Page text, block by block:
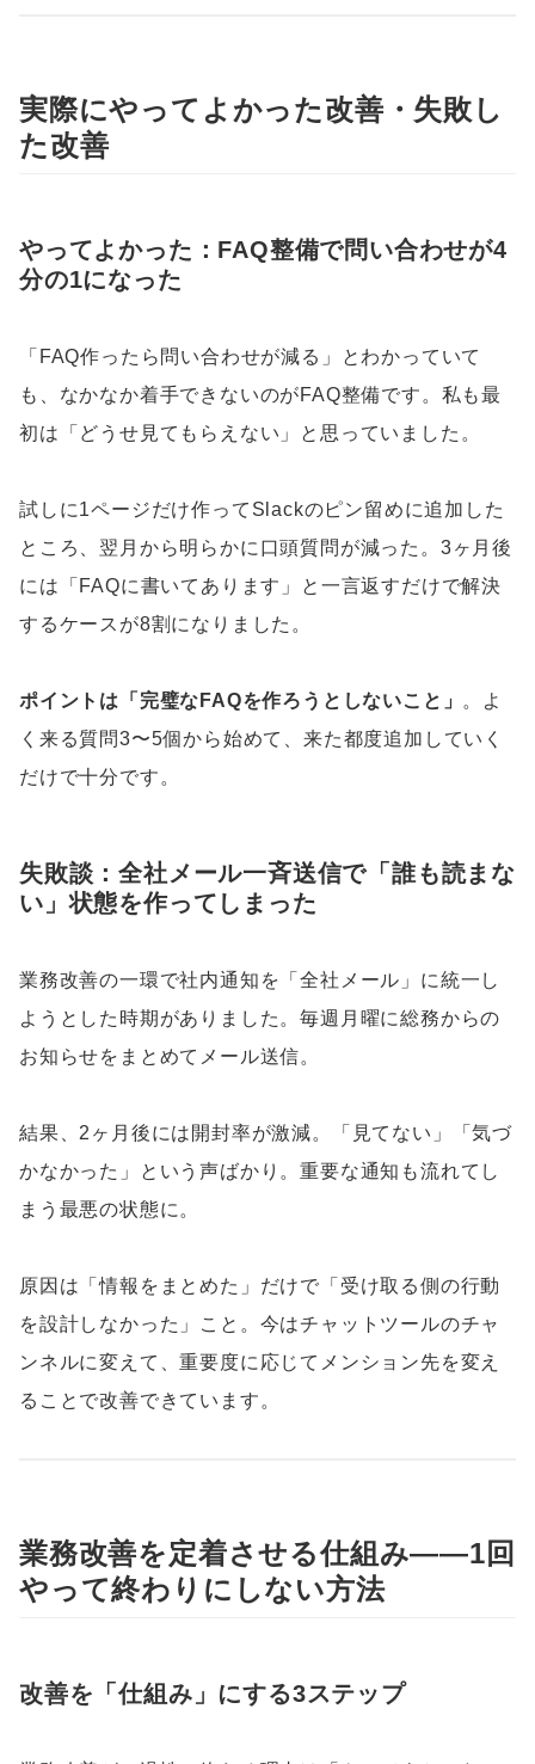
実際にやってよかった改善・失敗し
た改善
やってよかった：FAQ整備で問い合わせが4
分の1になった
「FAQ作ったら問い合わせが減る」とわかっていて
も、なかなか着手できないのがFAQ整備です。私も最
初は「どうせ見てもらえない」と思っていました。
試しに1ページだけ作ってSlackのピン留めに追加した
ところ、翌月から明らかに口頭質問が減った。3ヶ月後
には「FAQに書いてあります」と一言返すだけで解決
するケースが8割になりました。
ポイントは「完璧なFAQを作ろうとしないこと」 。よ
く来る質問3〜5個から始めて、来た都度追加していく
だけで十分です。
失敗談：全社メール一斉送信で「誰も読まな
い」状態を作ってしまった
業務改善の一環で社内通知を「全社メール」に統一し
ようとした時期がありました。毎週月曜に総務からの
お知らせをまとめてメール送信。
結果、2ヶ月後には開封率が激減。「見てない」「気づ
かなかった」という声ばかり。重要な通知も流れてし
まう最悪の状態に。
原因は「情報をまとめた」だけで「受け取る側の行動
を設計しなかった」こと。今はチャットツールのチャ
ンネルに変えて、重要度に応じてメンション先を変え
ることで改善できています。
業務改善を定着させる仕組み——1回
やって終わりにしない方法
改善を「仕組み」にする3ステップ